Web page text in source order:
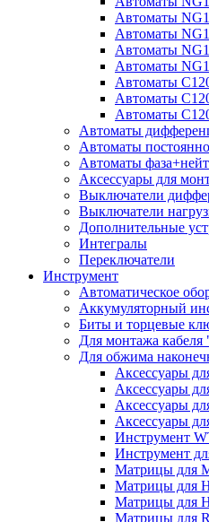
Автоматы
Автоматы
Автоматы
Автоматы
Автоматы
Автоматы
Автоматы
Автоматы
Автоматы
Автоматы
Аксессуары для
Выключатели
Выключатели
Дополнительные
Интегралы
Переключатели
Инструмент
Автоматическое
Аккумуляторный
Биты и торцевые
Для монтажа кабеля
Для обжима
Аксессуары
Аксессуары
Аксессуары
Аксессуары
Инструмент
Инструмент
Матрицы для
Матрицы для
Матрицы для
Матрицы для